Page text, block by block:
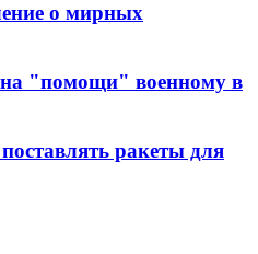
о мирных
"помощи" военному в
ракеты для